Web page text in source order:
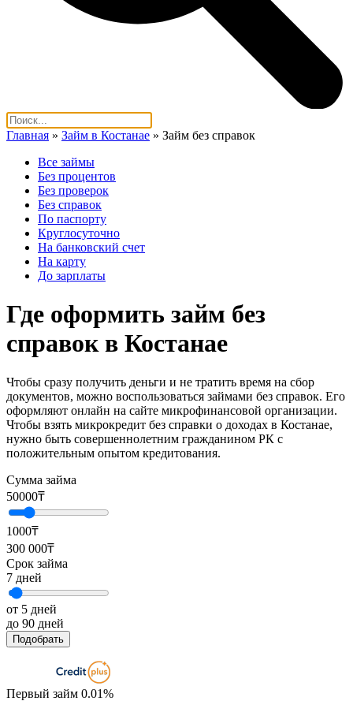
Главная » Займ в Костанае » Займ без справок
Все займы
Без процентов
Без проверок
Без справок
По паспорту
Круглосуточно
На банковский счет
На карту
До зарплаты
Где оформить займ без
справок в Костанае
Чтобы сразу получить деньги и не тратить время на сбор
документов, можно воспользоваться займами без справок. Его
оформляют онлайн на сайте микрофинансовой организации.
Чтобы взять микрокредит без справки о доходах в Костанае,
нужно быть совершеннолетним гражданином РК с
положительным опытом кредитования.
Сумма займа
50000₸
1000₸
300 000₸
Срок займа
7 дней
от 5 дней
до 90 дней
Подобрать
Первый займ 0.01%